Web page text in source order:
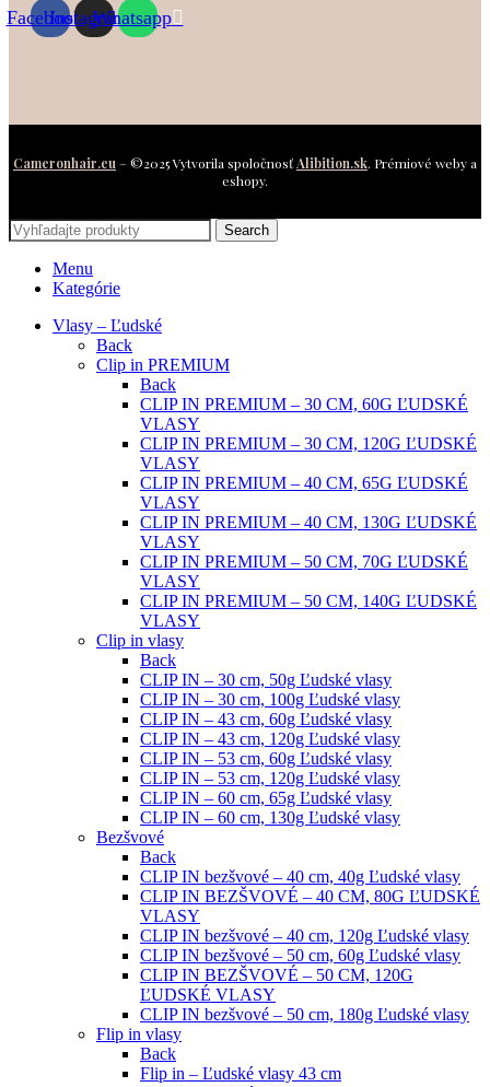
FacebookInstagramWhatsapp
Cameronhair.eu – ©2025 Vytvorila spoločnosťAlibition.sk. Prémiové weby a
eshopy.
Search
Menu
Kategórie
Vlasy – Ľudské
Back
Clip in PREMIUM
Back
CLIP IN PREMIUM – 30 CM, 60G ĽUDSKÉ
VLASY
CLIP IN PREMIUM – 30 CM, 120G ĽUDSKÉ
VLASY
CLIP IN PREMIUM – 40 CM, 65G ĽUDSKÉ
VLASY
CLIP IN PREMIUM – 40 CM, 130G ĽUDSKÉ
VLASY
CLIP IN PREMIUM – 50 CM, 70G ĽUDSKÉ
VLASY
CLIP IN PREMIUM – 50 CM, 140G ĽUDSKÉ
VLASY
Clip in vlasy
Back
CLIP IN – 30 cm, 50g Ľudské vlasy
CLIP IN – 30 cm, 100g Ľudské vlasy
CLIP IN – 43 cm, 60g Ľudské vlasy
CLIP IN – 43 cm, 120g Ľudské vlasy
CLIP IN – 53 cm, 60g Ľudské vlasy
CLIP IN – 53 cm, 120g Ľudské vlasy
CLIP IN – 60 cm, 65g Ľudské vlasy
CLIP IN – 60 cm, 130g Ľudské vlasy
Bezšvové
Back
CLIP IN bezšvové – 40 cm, 40g Ľudské vlasy
CLIP IN BEZŠVOVÉ – 40 CM, 80G ĽUDSKÉ
VLASY
CLIP IN bezšvové – 40 cm, 120g Ľudské vlasy
CLIP IN bezšvové – 50 cm, 60g Ľudské vlasy
CLIP IN BEZŠVOVÉ – 50 CM, 120G
ĽUDSKÉ VLASY
CLIP IN bezšvové – 50 cm, 180g Ľudské vlasy
Flip in vlasy
Back
Flip in – Ľudské vlasy 43 cm